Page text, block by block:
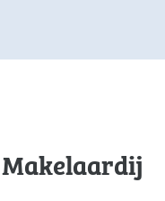
Makelaardij